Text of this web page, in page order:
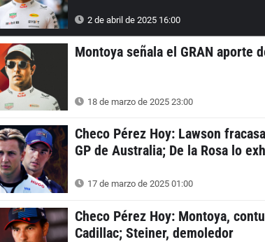
2 de abril de 2025 16:00
Montoya señala el GRAN aporte
18 de marzo de 2025 23:00
Checo Pérez Hoy: Lawson
GP de Australia; De la Rosa lo
17 de marzo de 2025 01:00
Checo Pérez Hoy: Montoya,
Cadillac; Steiner, demoledor